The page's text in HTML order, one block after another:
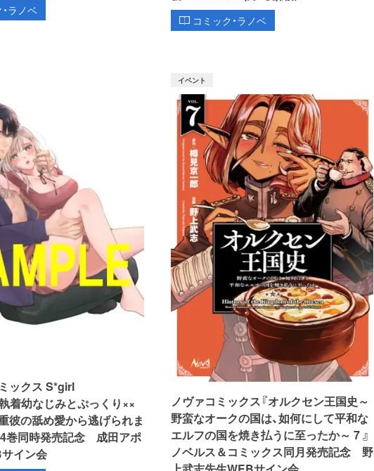
ラノベ
コミック・ラノベ
ックス S*girl
着幼なじみとぷっくり××
彼の舐め愛から逃げられま
4巻同時発売記念 成田アポ
イン会
イベント
ノヴァコミックス『オルクセン王国史～
野蛮なオークの国は、如何にして平和な
エルフの国を焼き払うに至ったか～ 7 』
ノベルス＆コミックス同月発売記念 野